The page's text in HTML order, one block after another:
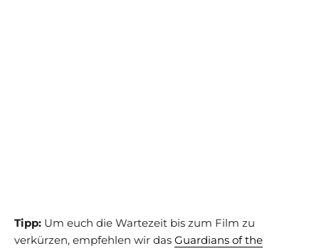
Tipp: Um euch die Wartezeit bis zum Film zu
verkürzen, empfehlen wir das Guardians of the